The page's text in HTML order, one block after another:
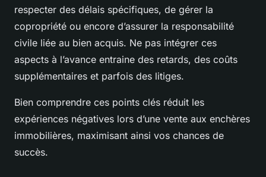
respecter des délais spécifiques, de gérer la
copropriété ou encore d’assurer la responsabilité
civile liée au bien acquis. Ne pas intégrer ces
aspects à l’avance entraine des retards, des coûts
supplémentaires et parfois des litiges.
Bien comprendre ces points clés réduit les
expériences négatives lors d’une vente aux enchères
immobilières, maximisant ainsi vos chances de
succès.